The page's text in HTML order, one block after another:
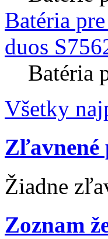
Batéria
duos
Batéria
Všetky
Zľavnené
Žiadne
Zoznam